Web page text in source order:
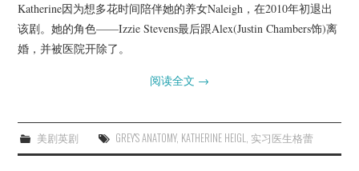
Katherine因为想多花时间陪伴她的养女Naleigh，在2010年初退出
该剧。她的角色——Izzie Stevens最后跟Alex(Justin Chambers饰)离
婚，并被医院开除了。
阅读全文 →
美剧英剧 GREY'S ANATOMY, KATHERINE HEIGL, 实习医生格蕾